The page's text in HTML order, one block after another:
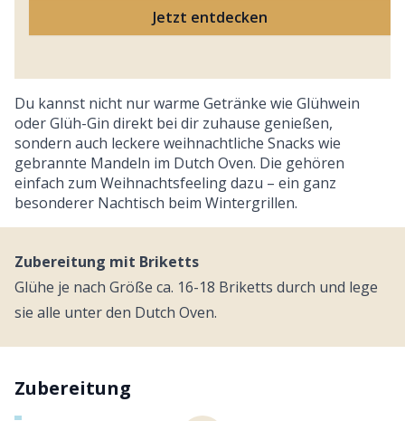
Jetzt entdecken
Du kannst nicht nur warme Getränke wie Glühwein
oder Glüh-Gin direkt bei dir zuhause genießen,
sondern auch leckere weihnachtliche Snacks wie
gebrannte Mandeln im Dutch Oven. Die gehören
einfach zum Weihnachtsfeeling dazu – ein ganz
besonderer Nachtisch beim Wintergrillen.
Zubereitung mit Briketts
Glühe je nach Größe ca. 16-18 Briketts durch und lege
sie alle unter den Dutch Oven.
Zubereitung